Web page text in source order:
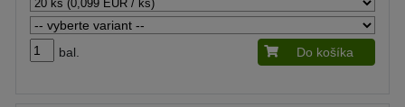
bal. Do košíka